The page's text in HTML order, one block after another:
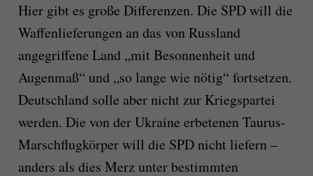
Hier gibt es große Differenzen. Die SPD will die
Waffenlieferungen an das von Russland
angegriffene Land „mit Besonnenheit und
Augenmaß“ und „so lange wie nötig“ fortsetzen.
Deutschland solle aber nicht zur Kriegspartei
werden. Die von der Ukraine erbetenen Taurus-
Marschflugkörper will die SPD nicht liefern –
anders als dies Merz unter bestimmten